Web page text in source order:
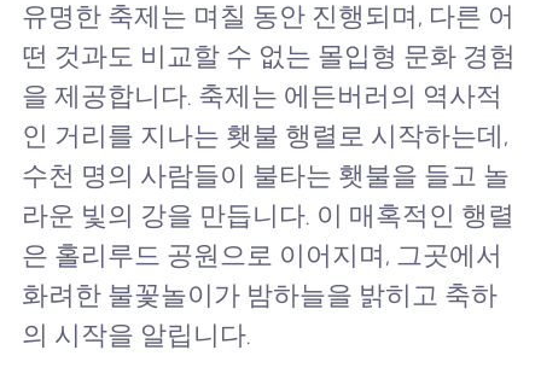
유명한 축제는 며칠 동안 진행되며, 다른 어
떤 것과도 비교할 수 없는 몰입형 문화 경험
을 제공합니다. 축제는 에든버러의 역사적
인 거리를 지나는 횃불 행렬로 시작하는데,
수천 명의 사람들이 불타는 횃불을 들고 놀
라운 빛의 강을 만듭니다. 이 매혹적인 행렬
은 홀리루드 공원으로 이어지며, 그곳에서
화려한 불꽃놀이가 밤하늘을 밝히고 축하
의 시작을 알립니다.